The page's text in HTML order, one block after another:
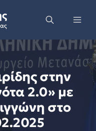
στην
2.0» με
στο